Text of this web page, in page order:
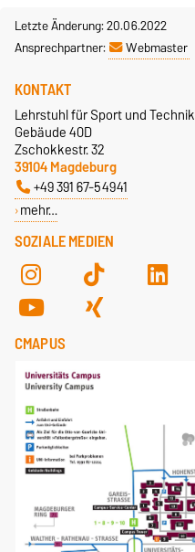
Letzte Änderung: 20.06.2022
Ansprechpartner:
Webmaster
SOZIALE MEDIEN
KONTAKT
Lehrstuhl für Sport und Technik
Gebäude 40D
Zschokkestr. 32
39104 Magdeburg
+49 391 67-54941
mehr…
CMAPUS